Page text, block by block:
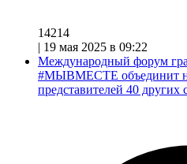
14214
| 19 мая 2025 в 09:22
Международный форум
#МЫВМЕСТЕ объединит
представителей 40 других